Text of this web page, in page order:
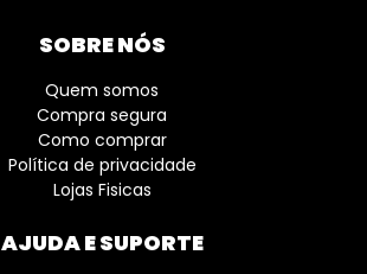
SOBRE NÓS
Quem somos
Compra segura
Como comprar
Política de privacidade
Lojas Fisicas
AJUDA E SUPORTE